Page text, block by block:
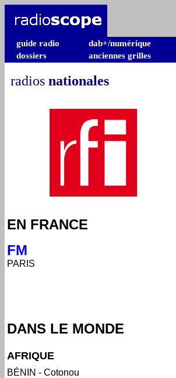
guide radio dab+/numérique
dossiers
anciennes grilles
radios nationales
EN FRANCE
FM
PARIS
DANS LE MONDE
AFRIQUE
BÉNIN - Cotonou